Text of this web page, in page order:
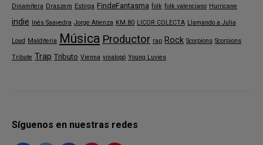
Dinamitera Draszem Estirga FindeFantasma folk folk valenciano Hurricane
indie Inés Saavedra Jorge Atienza KM.80 LICOR COLECTA Llamando a Julia
Loud Malditeria Música Productor rap Rock Scorpions Scorpions
Tribute Trap Tributo Vienna vinalopó Young Luvies
Síguenos en nuestras redes